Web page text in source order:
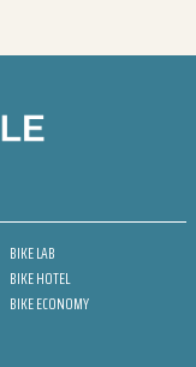
BIKE LAB
BIKE HOTEL
BIKE ECONOMY